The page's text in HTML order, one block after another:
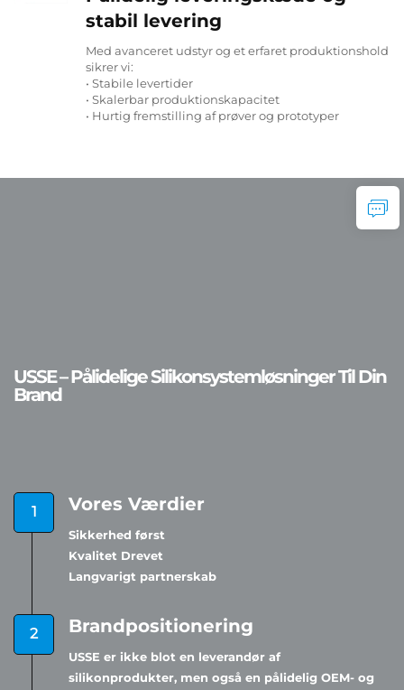
stabil levering
Med avanceret udstyr og et erfaret produktionshold
sikrer vi:
• Stabile levertider
• Skalerbar produktionskapacitet
• Hurtig fremstilling af prøver og prototyper
USSE – Pålidelige Silikonsystemløsninger Til Din
Brand
Vores Værdier
Sikkerhed først
Kvalitet Drevet
Langvarigt partnerskab
Brandpositionering
USSE er ikke blot en leverandør af
silikonprodukter, men også en pålidelig OEM- og